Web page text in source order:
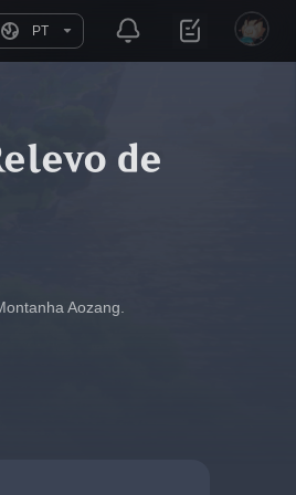
PT
de
Aozang.